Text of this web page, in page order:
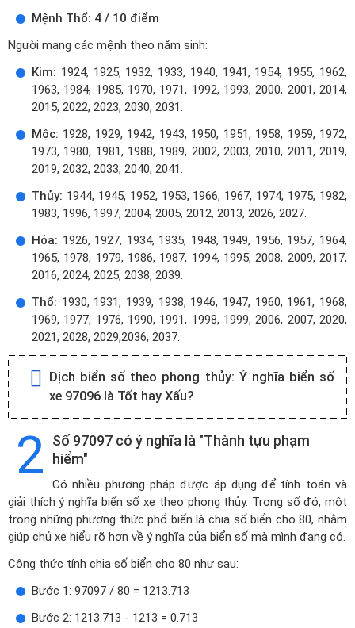
Mệnh Thổ: 4 / 10 điểm
Người mang các mệnh theo năm sinh:
Kim: 1924, 1925, 1932, 1933, 1940, 1941, 1954, 1955, 1962,
1963, 1984, 1985, 1970, 1971, 1992, 1993, 2000, 2001, 2014,
2015, 2022, 2023, 2030, 2031.
Mộc: 1928, 1929, 1942, 1943, 1950, 1951, 1958, 1959, 1972,
1973, 1980, 1981, 1988, 1989, 2002, 2003, 2010, 2011, 2019,
2019, 2032, 2033, 2040, 2041.
Thủy: 1944, 1945, 1952, 1953, 1966, 1967, 1974, 1975, 1982,
1983, 1996, 1997, 2004, 2005, 2012, 2013, 2026, 2027.
Hỏa: 1926, 1927, 1934, 1935, 1948, 1949, 1956, 1957, 1964,
1965, 1978, 1979, 1986, 1987, 1994, 1995, 2008, 2009, 2017,
2016, 2024, 2025, 2038, 2039.
Thổ: 1930, 1931, 1939, 1938, 1946, 1947, 1960, 1961, 1968,
1969, 1977, 1976, 1990, 1991, 1998, 1999, 2006, 2007, 2020,
2021, 2028, 2029,2036, 2037.
Dịch biển số theo phong thủy: Ý nghĩa biển số
xe 97096 là Tốt hay Xấu?
2
Số 97097 có ý nghĩa là "Thành tựu phạm
hiểm"
Có nhiều phương pháp được áp dụng để tính toán và
giải thích ý nghĩa biển số xe theo phong thủy. Trong số đó, một
trong những phương thức phổ biến là chia số biển cho 80, nhằm
giúp chủ xe hiểu rõ hơn về ý nghĩa của biển số mà mình đang có.
Công thức tính chia số biển cho 80 như sau:
Bước 1: 97097 / 80 = 1213.713
Bước 2: 1213.713 - 1213 = 0.713